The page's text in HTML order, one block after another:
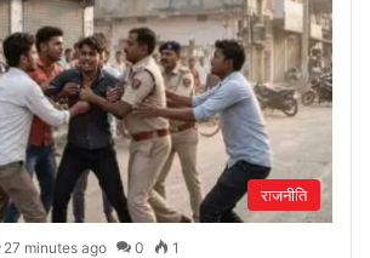
राजनीति
27 minutes ago 0 1